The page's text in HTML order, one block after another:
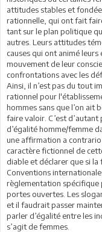
attitudes stables et
rationnelle, qui ont fait
tant sur le plan politique
autres. Leurs attitudes
causes qui ont animé
mouvement de leur
confrontations avec les
Ainsi, il n’est pas du tout
rationnel pour
hommes sans que l’on ait
faire valoir. C’est
d’égalité homme/femme
une affirmation a
caractère fictionnel de
diable et déclarer que si la
Conventions
règlementation spécifique
portes ouvertes. Les
et il faudrait passer
parler d’égalité entre les
s’agit de femmes.